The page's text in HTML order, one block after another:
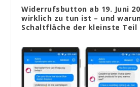
Widerrufsbutton ab 19. Juni
wirklich zu tun ist – und
Schaltfläche der kleinste